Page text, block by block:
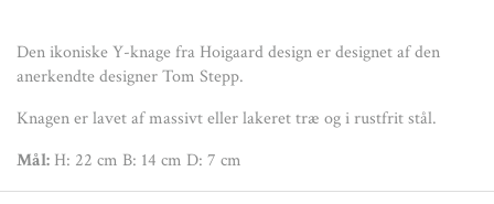
Den ikoniske Y-knage fra Hoigaard design er designet af den
anerkendte designer Tom Stepp.
Knagen er lavet af massivt eller lakeret træ og i rustfrit stål.
Mål: H: 22 cm B: 14 cm D: 7 cm